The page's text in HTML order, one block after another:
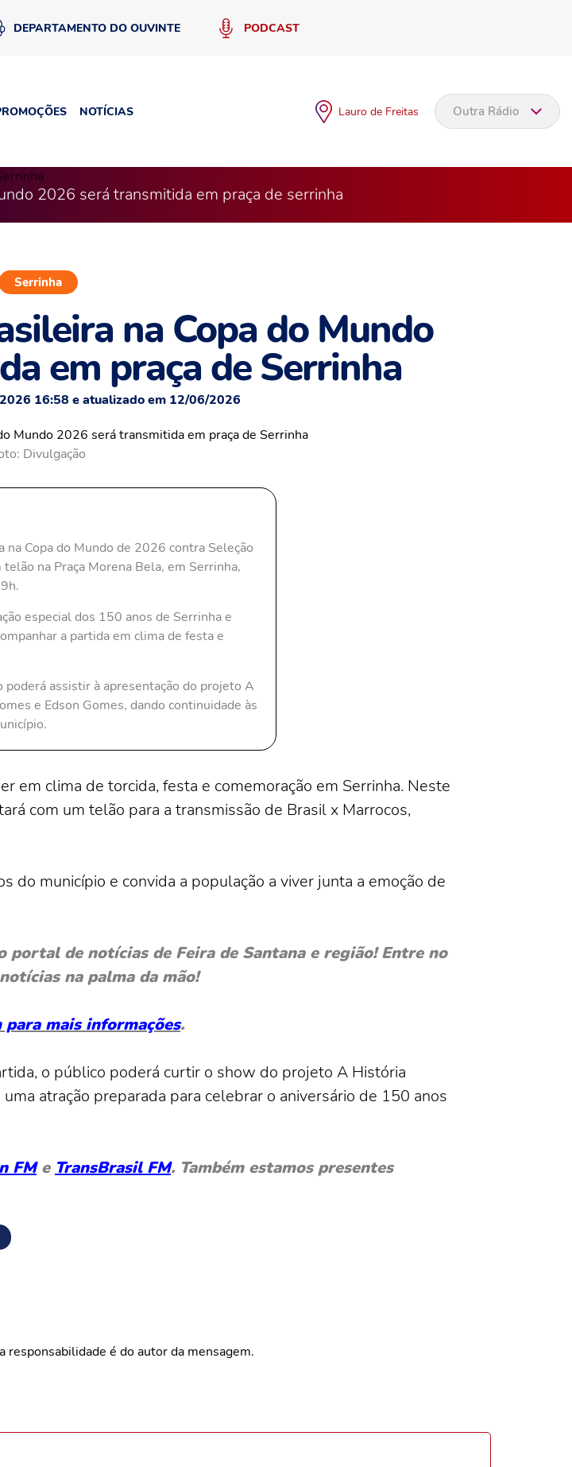
DEPARTAMENTO DO OUVINTE PODCAST
NOTÍCIAS Lauro de Freitas Outra Rádio
2026 será transmitida em praça de serrinha
Serrinha
na Copa do Mundo
em praça de Serrinha
16:58 e atualizado em 12/06/2026
Divulgação
Copa do Mundo de 2026 contra Seleção
na Praça Morena Bela, em Serrinha,
especial dos 150 anos de Serrinha e
a partida em clima de festa e
assistir à apresentação do projeto A
e Edson Gomes, dando continuidade às
em clima de torcida, festa e comemoração em Serrinha. Neste
com um telão para a transmissão de Brasil x Marrocos,
do município e convida a população a viver junta a emoção de
portal de notícias de Feira de Santana e região! Entre no
na palma da mão!
mais informações.
o público poderá curtir o show do projeto A História
atração preparada para celebrar o aniversário de 150 anos
FMe TransBrasil FM. Também estamos presentes
responsabilidade é do autor da mensagem.